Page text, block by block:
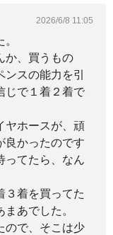
2026/6/8 11:05
か、買うもの
ンスの能力を引
じで１着２着で
ヤホースが、頑
良かったのです
てたら、なん
３着を買ってた
あでした。
ので、そこは少